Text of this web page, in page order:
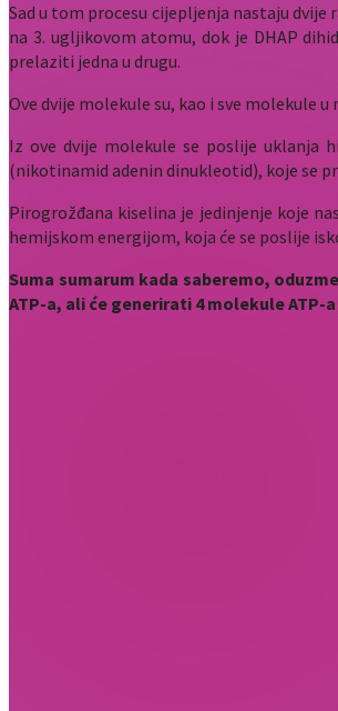
Sad u tom procesu cijepljenja nastaju
na 3. ugljikovom atomu, dok je DHAP
prelaziti jedna u drugu.
Ove dvije molekule su, kao i sve
Iz ove dvije molekule se poslije uklanja
(nikotinamid adenin dinukleotid), koje se
Pirogrožđana kiselina je jedinjenje koje
hemijskom energijom, koja će se poslije
Suma sumarum kada saberemo,
ATP-a, ali će generirati 4 molekule ATP-